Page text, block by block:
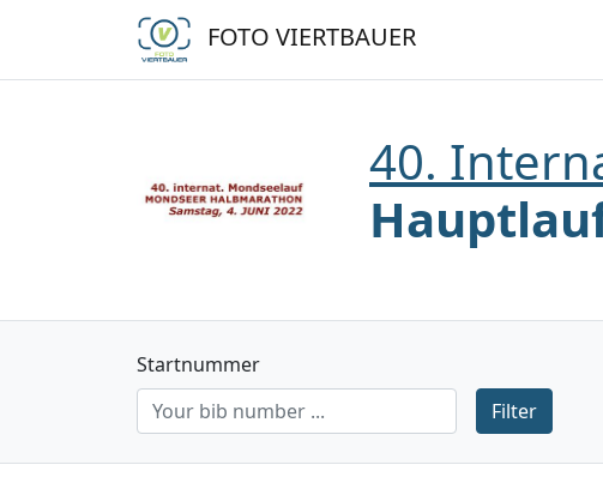
FOTO VIERTBAUER
40.
Startnummer
Filter